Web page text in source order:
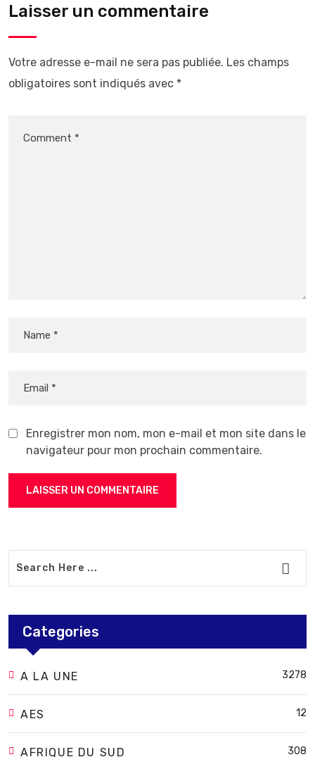
Laisser un commentaire
Votre adresse e-mail ne sera pas publiée. Les champs
obligatoires sont indiqués avec *
Enregistrer mon nom, mon e-mail et mon site dans le
navigateur pour mon prochain commentaire.
Categories
A LA UNE 3278
AES 12
AFRIQUE DU SUD 308